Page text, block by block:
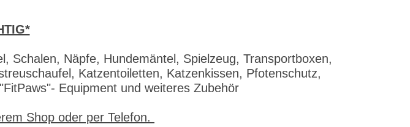
Schalen, Näpfe, Hundemäntel, Spielzeug, Transportboxen,
Katzentoiletten, Katzenkissen, Pfotenschutz,
Equipment und weiteres Zubehör
Shop oder per Telefon.